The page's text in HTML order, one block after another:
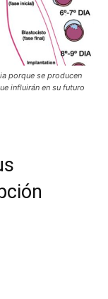
porque se producen
influirán en su futuro